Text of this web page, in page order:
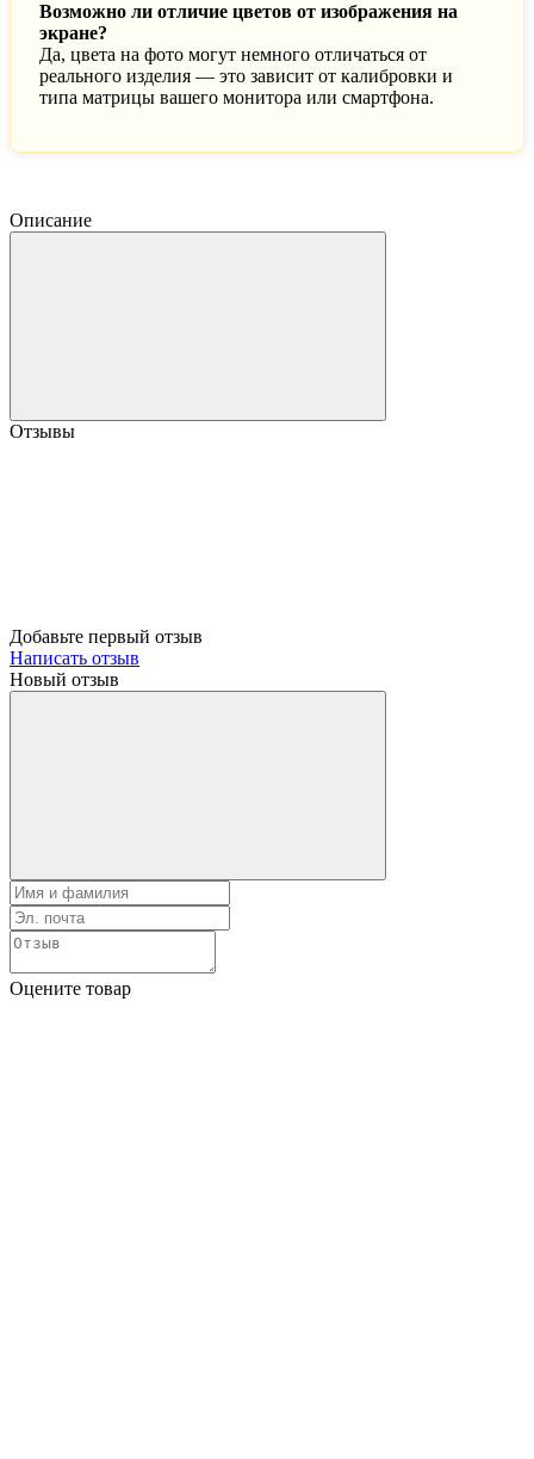
Возможно ли отличие цветов от изображения на
экране?
Да, цвета на фото могут немного отличаться от
реального изделия — это зависит от калибровки и
типа матрицы вашего монитора или смартфона.
Описание
Отзывы
Добавьте первый отзыв
Написать отзыв
Новый отзыв
Оцените товар